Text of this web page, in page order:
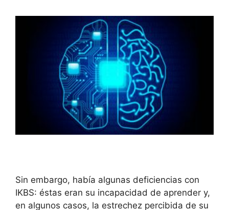
Sin embargo, había algunas deficiencias con
IKBS: éstas eran su incapacidad de aprender y,
en algunos casos, la estrechez percibida de su